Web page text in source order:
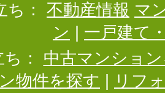
： 不動産情報 マ
ン
一戸建て
：
中古マンショ
物件を探す
リフ